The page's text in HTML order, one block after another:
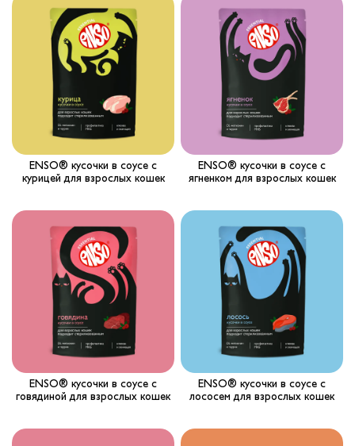
ENSO® кусочки в соусе с
курицей для взрослых кошек
ENSO® кусочки в соусе с
ягненком для взрослых кошек
ENSO® кусочки в соусе с
говядиной для взрослых кошек
ENSO® кусочки в соусе с
лососем для взрослых кошек